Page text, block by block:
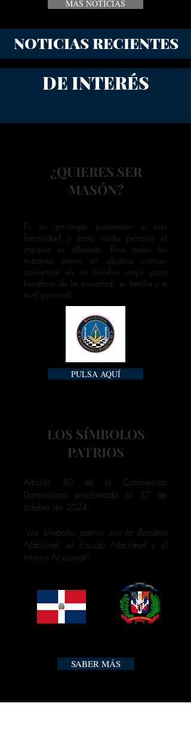
MÁS NOTICIAS
NOTICIAS RECIENTES
DE INTERÉS
¿QUIERES SER
MASÓN?
Es un privilegio pertenecer a esta
fraternidad y para cada persona el
impacto es diferente. Pero todos los
masones tienen un objetivo común:
convertirse en un hombre mejor para
beneficio de la sociedad, su familia y a
nivel personal.
PULSA AQUÍ
LOS SÍMBOLOS
PATRIOS
Artículo 30 de la Constitución
Dominicana proclamada el 27 de
octubre de 2024:
“Los símbolos patrios son la Bandera
Nacional, el Escudo Nacional y el
Himno Nacional”.
SABER MÁS